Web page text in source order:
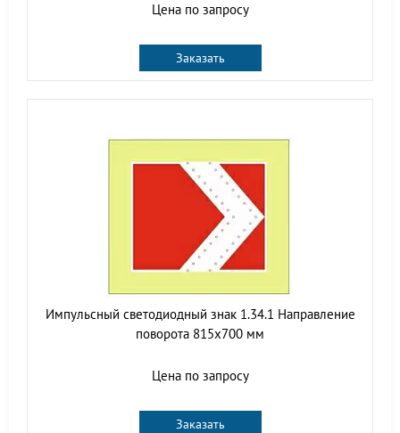
Цена по запросу
Заказать
Импульсный светодиодный знак 1.34.1 Направление
поворота 815x700 мм
Цена по запросу
Заказать